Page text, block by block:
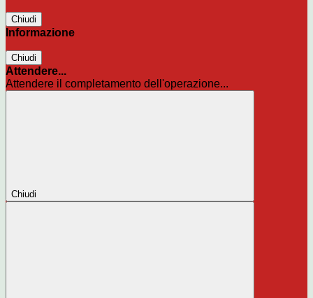
Chiudi
Informazione
Chiudi
Attendere...
Attendere il completamento dell'operazione...
Chiudi